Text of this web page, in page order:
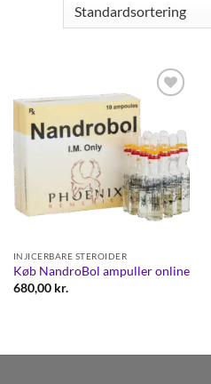
INJICERBARE STEROIDER
Køb NandroBol ampuller online
680,00 kr.